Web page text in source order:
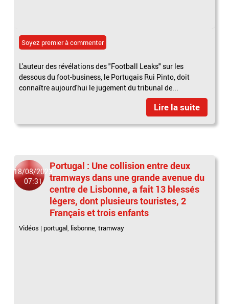
Soyez premier à commenter
L'auteur des révélations des "Football Leaks" sur les
dessous du foot-business, le Portugais Rui Pinto, doit
connaître aujourd'hui le jugement du tribunal de...
Lire la suite
18/08/2023
07:31
Portugal : Une collision entre deux
tramways dans une grande avenue du
centre de Lisbonne, a fait 13 blessés
légers, dont plusieurs touristes, 2
Français et trois enfants
Vidéos | portugal, lisbonne,tramway